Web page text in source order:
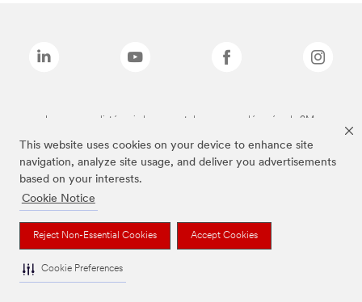
This website uses cookies on your device to enhance site
navigation, analyze site usage, and deliver you advertisements
based on your interests.
Cookie Notice
Reject Non-Essential Cookies Accept Cookies
Cookie Preferences
Les marques listées ci-dessus sont des marques déposées de 3M.